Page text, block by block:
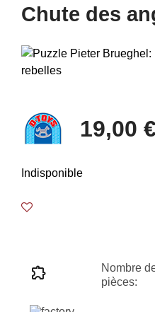
Chute des
19,00 €
Indisponible
Nombre
pièces: